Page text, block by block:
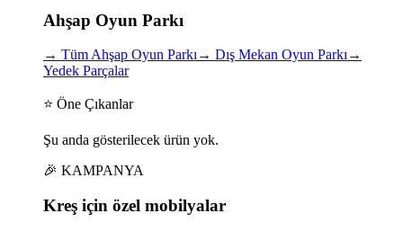
Ahşap Oyun Parkı
→ Tüm Ahşap Oyun Parkı→ Dış Mekan Oyun Parkı→
Yedek Parçalar
⭐ Öne Çıkanlar
Şu anda gösterilecek ürün yok.
🎉 KAMPANYA
Kreş için özel mobilyalar